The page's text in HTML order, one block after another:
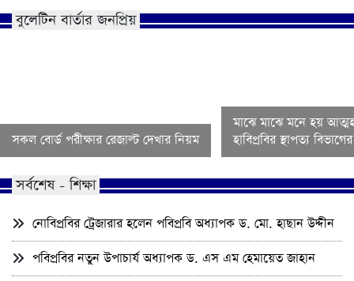
বুলেটিন বার্তার জনপ্রিয়
সকল বোর্ড পরীক্ষার রেজাল্ট দেখার নিয়ম
মাঝে মাঝে মনে হয়
হাবিপ্রবির স্থাপত্য
সর্বশেষ - শিক্ষা
নোবিপ্রবির ট্রেজারার হলেন পবিপ্রবি অধ্যাপক ড. মো. হাছান উদ্দীন
পবিপ্রবির নতুন উপাচার্য অধ্যাপক ড. এস এম হেমায়েত জাহান